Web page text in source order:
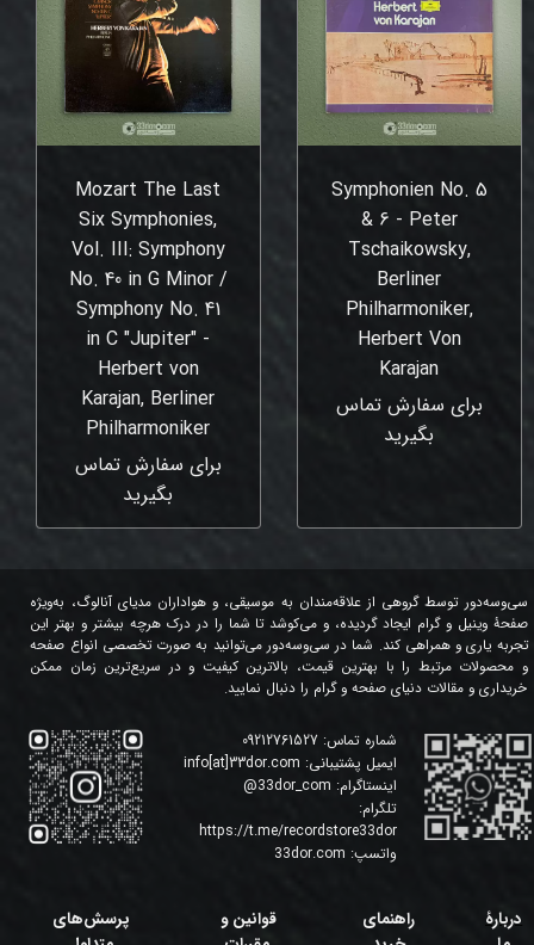
Symphonien No. 5
& 6 - Peter
Tschaikowsky,
Berliner
Philharmoniker,
Herbert Von
Karajan
برای سفارش تماس
بگیرید
Mozart The Last
Six Symphonies,
Vol. III: Symphony
No. 40 in G Minor /
Symphony No. 41
in C "Jupiter" -
Herbert von
Karajan, Berliner
Philharmoniker
برای سفارش تماس
بگیرید
شماره تماس:
ایمیل پشتیبانی: info[at]33dor.com
اینستاگرام: 33dor_com
@
تلگرام:
https://t.me/recordstore33dor
واتسپ: 33dor.com
سی‌وسه‌دور توسط گروهی از علاقه‌مندان به موسیقی، و هواداران مدیای آنالوگ، به‌ویژه
صفحۀ وینیل و گرام ایجاد گردیده، و می‌کوشد تا شما را در درک هرچه بیشتر و بهتر این
تجربه یاری و همراهی کند. شما در سی‌وسه‌دور می‌توانید به صورت تخصصی انواع صفحه
و محصولات مرتبط را با بهترین قیمت، بالاترین کیفیت و در سریع‌ترین زمان ممکن
خریداری و مقالات دنیای صفحه و گرام را دنبال نمایید.
دربارۀ
قوانین و
پرسش‌های
راهنمای